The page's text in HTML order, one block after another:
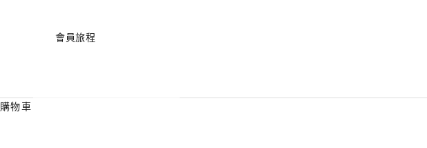
會員旅程
購物車